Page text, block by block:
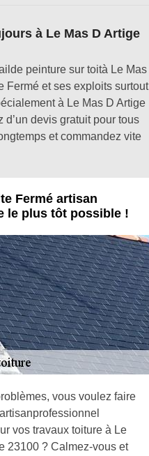
à Le Mas D Artige
peinture sur toità Le Mas
Fermé et ses exploits surtout
à Le Mas D Artige
devis gratuit pour tous
et commandez vite
Fermé artisan
le plus tôt possible !
vous voulez faire
vos travaux toiture à Le
23100 ? Calmez-vous et